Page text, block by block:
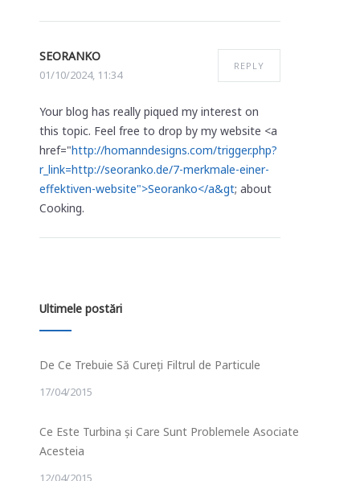
SEORANKO
01/10/2024, 11:34
REPLY
Your blog has really piqued my interest on
this topic. Feel free to drop by my website <a
href="http://homanndesigns.com/trigger.php?
r_link=http://seoranko.de/7-merkmale-einer-
effektiven-website">Seoranko</a&gt; about
Cooking.
Ultimele postări
De Ce Trebuie Să Cureți Filtrul de Particule
17/04/2015
Ce Este Turbina și Care Sunt Problemele Asociate
Acesteia
12/04/2015